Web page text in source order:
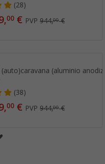
(28)
00 € PVP944,00€
(auto)caravana (aluminio
(38)
00 € PVP944,00€